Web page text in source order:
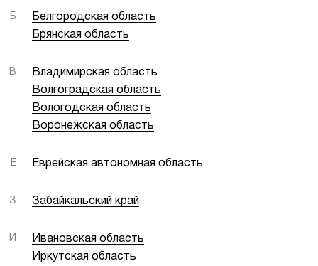
Б
Белгородская область
Брянская область
В
Владимирская область
Волгоградская область
Вологодская область
Воронежская область
Е Еврейская автономная область
З Забайкальский край
И
Ивановская область
Иркутская область